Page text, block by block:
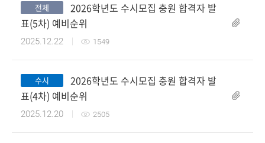
첨부파일
전체
2026학년도 수시모집 충원 합격자 발
표(5차) 예비순위
2025.12.22 1549
수시
2026학년도 수시모집 충원 합격자 발
표(4차) 예비순위
2025.12.20 2505